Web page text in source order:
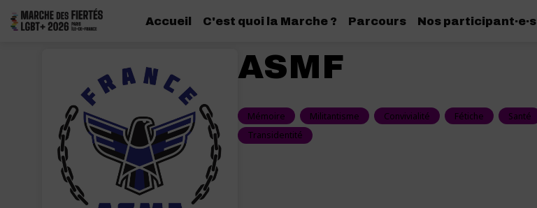
Accueil C'est quoi la Marche ? Parcours Nos participant·e·s
ASMF
Mémoire Militantisme Convivialité Fétiche Santé
Transidentité